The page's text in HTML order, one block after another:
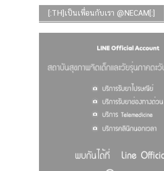
[:TH]เป็นเพื่อนกับเรา @NECAM[:]